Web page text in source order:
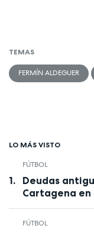
TEMAS
FERMÍN ALDEGUER
LO MÁS VISTO
FÚTBOL
Deudas
Cartagena en
FÚTBOL